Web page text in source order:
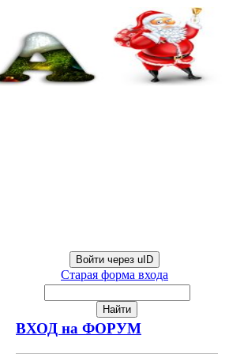
Войти через uID
Старая форма входа
ВХОД на ФОРУМ